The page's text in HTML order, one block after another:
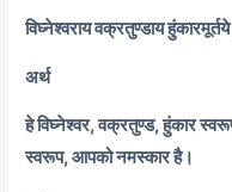
विघ्नेश्वराय वक्रतुण्डाय
अर्थ
हे विघ्नेश्वर, वक्रतुण्ड, हुंकार
स्वरूप, आपको नमस्कार है।